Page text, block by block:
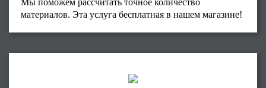
материалов. Эта услуга бесплатная в нашем магазине!